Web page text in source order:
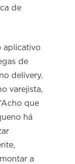
de
aplicativo
de
delivery.
varejista,
que
há
a